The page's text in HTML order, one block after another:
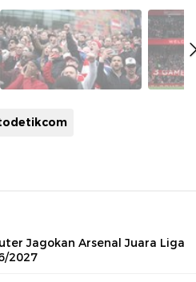
Jagokan Arsenal Juara Liga
2027